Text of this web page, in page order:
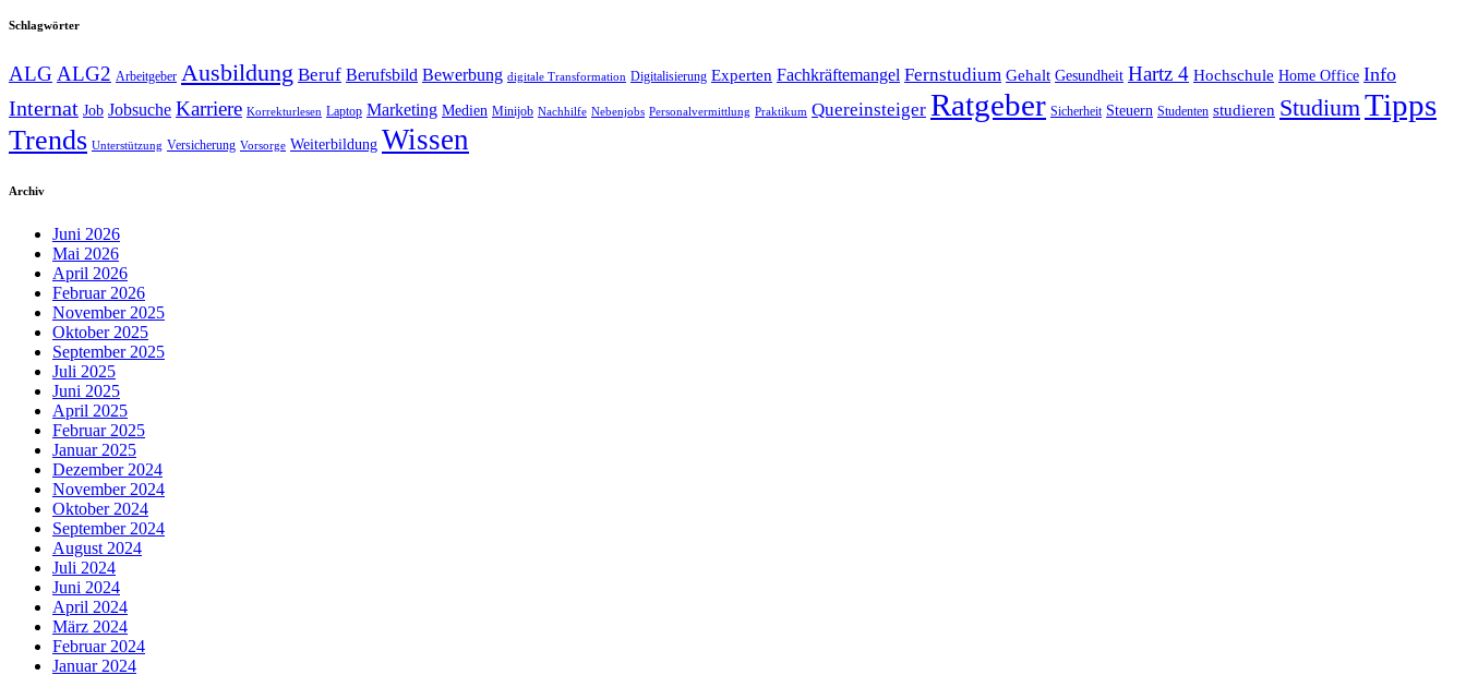
Schlagwörter
ALG ALG2 Arbeitgeber Ausbildung Beruf Berufsbild Bewerbung digitale Transformation Digitalisierung Experten Fachkräftemangel Fernstudium Gehalt Gesundheit Hartz 4 Hochschule Home Office Info
Internat Job Jobsuche Karriere Korrekturlesen Laptop Marketing Medien Minijob Nachhilfe Nebenjobs Personalvermittlung Praktikum Quereinsteiger Ratgeber Sicherheit Steuern Studenten studieren StudiumTipps
Trends Unterstützung Versicherung Vorsorge Weiterbildung Wissen
Archiv
Juni 2026
Mai 2026
April 2026
Februar 2026
November 2025
Oktober 2025
September 2025
Juli 2025
Juni 2025
April 2025
Februar 2025
Januar 2025
Dezember 2024
November 2024
Oktober 2024
September 2024
August 2024
Juli 2024
Juni 2024
April 2024
März 2024
Februar 2024
Januar 2024